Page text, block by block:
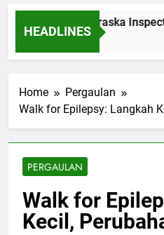
HEADLINES
Dominasi Nebraska
2 Bulan Ago
Home
Pergaulan
Walk for Epilepsy: Langkah
PERGAULAN
Walk for
Kecil,